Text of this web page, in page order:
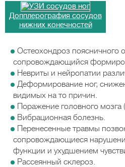
Допплерография сосудов
нижних конечностей
Остеохондроз поясничного
сопровождающийся
Невриты и нейропатии
Деформирование ног,
видимых на то причин.
Поражение головного мозга
Вибрационная болезнь.
Перенесенные травмы
сопровождающиеся
функции и ухудшением
Рассеянный склероз.